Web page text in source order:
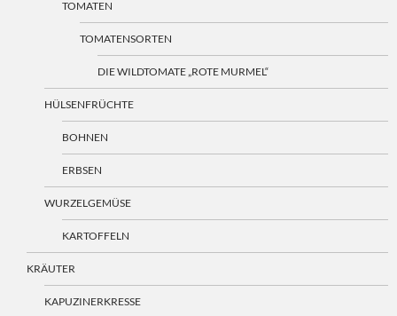
TOMATEN
TOMATENSORTEN
DIE WILDTOMATE „ROTE MURMEL“
HÜLSENFRÜCHTE
BOHNEN
ERBSEN
WURZELGEMÜSE
KARTOFFELN
KRÄUTER
KAPUZINERKRESSE